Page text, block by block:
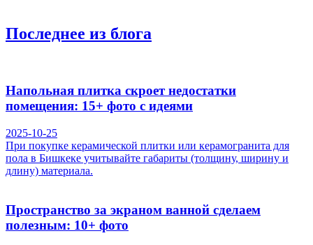
Последнее из блога
Напольная плитка скроет недостатки
помещения: 15+ фото с идеями
2025-10-25
При покупке керамической плитки или керамогранита для
пола в Бишкеке учитывайте габариты (толщину, ширину и
длину) материала.
Пространство за экраном ванной сделаем
полезным: 10+ фото